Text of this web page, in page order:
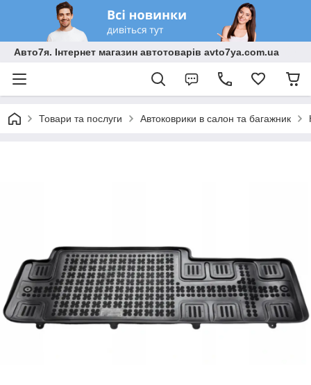
Авто7я. Інтернет магазин автотоварів avto7ya.com.ua
Товари та послуги Автоковрики в салон та багажник